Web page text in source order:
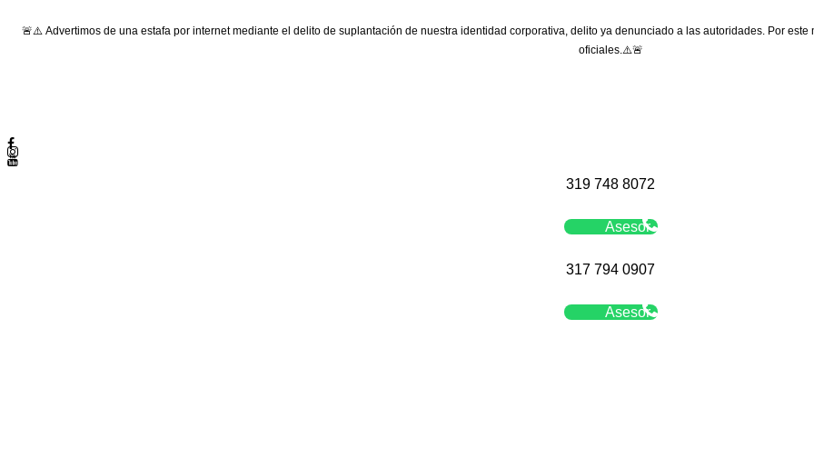
🚨⚠️ Advertimos de una estafa por internet mediante el delito de suplantación de nuestra identidad corporativa, delito ya denunciado a las autoridades. Por
oficiales.⚠️🚨
319 748 8072
Asesor
317 794 0907
Asesor